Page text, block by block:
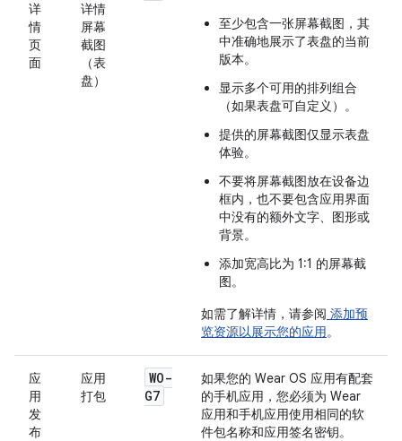
详
情
页
面
详情
屏幕
截图
（表
盘）
至少包含一张屏幕截图，其
中准确地展示了表盘的当前
版本。
显示多个可用的排列组合
（如果表盘可自定义）。
提供的屏幕截图仅显示表盘
体验。
不要将屏幕截图放在设备边
框内，也不要包含应用界面
中没有的额外文字、图形或
背景。
添加宽高比为 1:1 的屏幕截
图。
如需了解详情，请参阅 添加预
览资源以展示您的应用。
应
用
发
布
应用
打包
WO-
G7
如果您的 Wear OS 应用有配套
的手机应用，您必须为 Wear
应用和手机应用使用相同的软
件包名称和应用签名密钥。